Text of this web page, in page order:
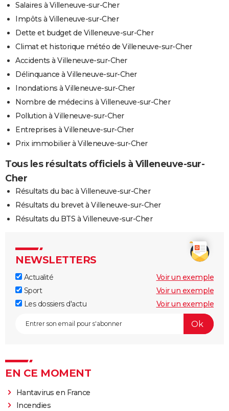
Salaires à Villeneuve-sur-Cher
Impôts à Villeneuve-sur-Cher
Dette et budget de Villeneuve-sur-Cher
Climat et historique météo de Villeneuve-sur-Cher
Accidents à Villeneuve-sur-Cher
Délinquance à Villeneuve-sur-Cher
Inondations à Villeneuve-sur-Cher
Nombre de médecins à Villeneuve-sur-Cher
Pollution à Villeneuve-sur-Cher
Entreprises à Villeneuve-sur-Cher
Prix immobilier à Villeneuve-sur-Cher
Tous les résultats officiels à Villeneuve-sur-
Cher
Résultats du bac à Villeneuve-sur-Cher
Résultats du brevet à Villeneuve-sur-Cher
Résultats du BTS à Villeneuve-sur-Cher
NEWSLETTERS
Actualité
Voir un exemple
Sport
Voir un exemple
Les dossiers d'actu
Voir un exemple
EN CE MOMENT
Hantavirus en France
Incendies